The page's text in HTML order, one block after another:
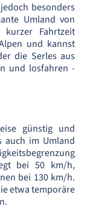
besonders
Umland von
Fahrtzeit
und kannst
die Serles aus
und losfahren -
günstig und
auch im Umland
bei 50 km/h,
bei 130 km/h.
etwa temporäre